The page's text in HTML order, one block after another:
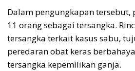
Dalam pengungkapan tersebut,
11 orang sebagai tersangka.
tersangka terkait kasus sabu,
peredaran obat keras
tersangka kepemilikan ganja.